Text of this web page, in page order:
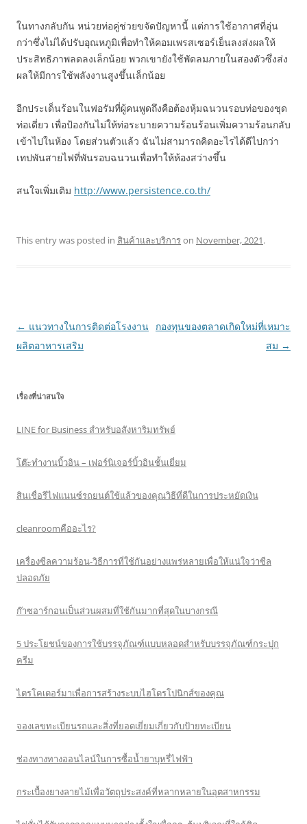
ในทางกลับกัน หน่วยท่อคู่ช่วยขจัดปัญหานี้ แต่การใช้อากาศที่อุ่น
กว่าซึ่งไม่ได้ปรับอุณหภูมิเพื่อทำให้คอมเพรสเซอร์เย็นลงส่งผลให้
ประสิทธิภาพลดลงเล็กน้อย พวกเขายังใช้พัดลมภายในสองตัวซึ่งส่ง
ผลให้มีการใช้พลังงานสูงขึ้นเล็กน้อย
อีกประเด็นร้อนในฟอรัมที่ผู้คนพูดถึงคือต้องหุ้มฉนวนรอบท่อของชุด
ท่อเดี่ยว เพื่อป้องกันไม่ให้ท่อระบายความร้อนร้อนเพิ่มความร้อนกลับ
เข้าไปในห้อง โดยส่วนตัวแล้ว ฉันไม่สามารถคิดอะไรได้ดีไปกว่า
เทปพันสายไฟที่พันรอบฉนวนเพื่อทำให้ห้องสว่างขึ้น
สนใจเพิ่มเติม http://www.persistence.co.th/
This entry was posted in สินค้าและบริการon November, 2021.
Post
navigation
← แนวทางในการติดต่อโรงงาน
ผลิตอาหารเสริม
กองทุนของตลาดเกิดใหม่ที่เหมาะ
สม →
เรื่องที่น่าสนใจ
LINE for Business สำหรับอสังหาริมทรัพย์
โต๊ะทำงานบิ้วอิน – เฟอร์นิเจอร์บิ้วอินชั้นเยี่ยม
สินเชื่อรีไฟแนนซ์รถยนต์ใช้แล้วของคุณวิธีที่ดีในการประหยัดเงิน
cleanroomคืออะไร?
เครื่องซีลความร้อน-วิธีการที่ใช้กันอย่างแพร่หลายเพื่อให้แน่ใจว่าซีล
ปลอดภัย
ก๊าซอาร์กอนเป็นส่วนผสมที่ใช้กันมากที่สุดในบางกรณี
5 ประโยชน์ของการใช้บรรจุภัณฑ์แบบหลอดสำหรับบรรจุภัณฑ์กระปุก
ครีม
ไตรโคเดอร์มาเพื่อการสร้างระบบไฮโดรโปนิกส์ของคุณ
จองเลขทะเบียนรถและสิ่งที่ยอดเยี่ยมเกี่ยวกับป้ายทะเบียน
ช่องทางทางออนไลน์ในการซื้อน้ำยาบุหรี่ไฟฟ้า
กระเบื้องยางลายไม้เพื่อวัตถุประสงค์ที่หลากหลายในอุตสาหกรรม